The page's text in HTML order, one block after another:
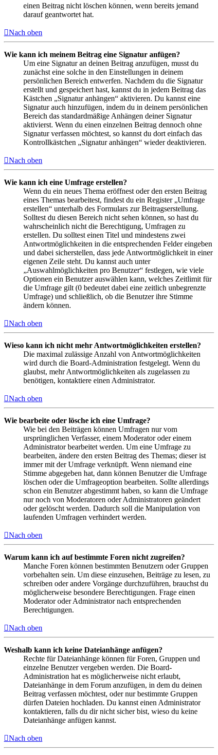
einen Beitrag nicht löschen können, wenn bereits jemand
darauf geantwortet hat.
Nach oben
Wie kann ich meinem Beitrag eine Signatur anfügen?
Um eine Signatur an deinen Beitrag anzufügen, musst du
zunächst eine solche in den Einstellungen in deinem
persönlichen Bereich entwerfen. Nachdem du die Signatur
erstellt und gespeichert hast, kannst du in jedem Beitrag das
Kästchen „Signatur anhängen“ aktivieren. Du kannst eine
Signatur auch hinzufügen, indem du in deinem persönlichen
Bereich das standardmäßige Anhängen deiner Signatur
aktivierst. Wenn du einen einzelnen Beitrag dennoch ohne
Signatur verfassen möchtest, so kannst du dort einfach das
Kontrollkästchen „Signatur anhängen“ wieder deaktivieren.
Nach oben
Wie kann ich eine Umfrage erstellen?
Wenn du ein neues Thema eröffnest oder den ersten Beitrag
eines Themas bearbeitest, findest du ein Register „Umfrage
erstellen“ unterhalb des Formulars zur Beitragserstellung.
Solltest du diesen Bereich nicht sehen können, so hast du
wahrscheinlich nicht die Berechtigung, Umfragen zu
erstellen. Du solltest einen Titel und mindestens zwei
Antwortmöglichkeiten in die entsprechenden Felder eingeben
und dabei sicherstellen, dass jede Antwortmöglichkeit in einer
eigenen Zeile steht. Du kannst auch unter
„Auswahlmöglichkeiten pro Benutzer“ festlegen, wie viele
Optionen ein Benutzer auswählen kann, welches Zeitlimit für
die Umfrage gilt (0 bedeutet dabei eine zeitlich unbegrenzte
Umfrage) und schließlich, ob die Benutzer ihre Stimme
ändern können.
Nach oben
Wieso kann ich nicht mehr Antwortmöglichkeiten erstellen?
Die maximal zulässige Anzahl von Antwortmöglichkeiten
wird durch die Board-Administration festgelegt. Wenn du
glaubst, mehr Antwortmöglichkeiten als zugelassen zu
benötigen, kontaktiere einen Administrator.
Nach oben
Wie bearbeite oder lösche ich eine Umfrage?
Wie bei den Beiträgen können Umfragen nur vom
ursprünglichen Verfasser, einem Moderator oder einem
Administrator bearbeitet werden. Um eine Umfrage zu
bearbeiten, ändere den ersten Beitrag des Themas; dieser ist
immer mit der Umfrage verknüpft. Wenn niemand eine
Stimme abgegeben hat, dann können Benutzer die Umfrage
löschen oder die Umfrageoption bearbeiten. Sollte allerdings
schon ein Benutzer abgestimmt haben, so kann die Umfrage
nur noch von Moderatoren oder Administratoren geändert
oder gelöscht werden. Dadurch soll die Manipulation von
laufenden Umfragen verhindert werden.
Nach oben
Warum kann ich auf bestimmte Foren nicht zugreifen?
Manche Foren können bestimmten Benutzern oder Gruppen
vorbehalten sein. Um diese einzusehen, Beiträge zu lesen, zu
schreiben oder andere Vorgänge durchzuführen, brauchst du
möglicherweise besondere Berechtigungen. Frage einen
Moderator oder Administrator nach entsprechenden
Berechtigungen.
Nach oben
Weshalb kann ich keine Dateianhänge anfügen?
Rechte für Dateianhänge können für Foren, Gruppen und
einzelne Benutzer vergeben werden. Die Board-
Administration hat es möglicherweise nicht erlaubt,
Dateianhänge in dem Forum anzufügen, in dem du deinen
Beitrag verfassen möchtest, oder nur bestimmte Gruppen
dürfen Dateien hochladen. Du kannst einen Administrator
kontaktieren, falls du dir nicht sicher bist, wieso du keine
Dateianhänge anfügen kannst.
Nach oben